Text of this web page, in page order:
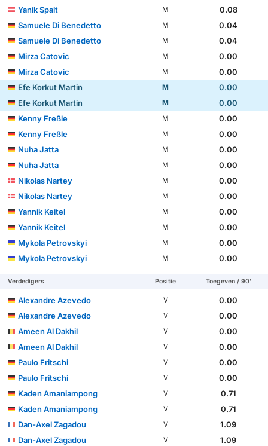
Yanik Spalt
M
0.08
Samuele Di Benedetto
M
0.04
Samuele Di Benedetto
M
0.04
Mirza Catovic
M
0.00
Mirza Catovic
M
0.00
Efe Korkut Martin
M
0.00
Efe Korkut Martin
M
0.00
Kenny Freßle
M
0.00
Kenny Freßle
M
0.00
Nuha Jatta
M
0.00
Nuha Jatta
M
0.00
Nikolas Nartey
M
0.00
Nikolas Nartey
M
0.00
Yannik Keitel
M
0.00
Yannik Keitel
M
0.00
Mykola Petrovskyi
M
0.00
Mykola Petrovskyi
M 0.00
Verdedigers Positie Toegeven / 90'
Alexandre Azevedo V
0.00
Alexandre Azevedo
V
0.00
Ameen Al Dakhil
V
0.00
Ameen Al Dakhil
V
0.00
Paulo Fritschi
V
0.00
Paulo Fritschi
V
0.00
Kaden Amaniampong
V
0.71
Kaden Amaniampong
V
0.71
Dan-Axel Zagadou
V
1.09
Dan-Axel Zagadou
V
1.09